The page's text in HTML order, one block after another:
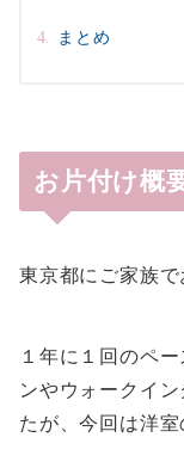
まとめ
お片付け概
東京都にご家族で
１年に１回のペ
ンやウォークイ
たが、今回は洋室